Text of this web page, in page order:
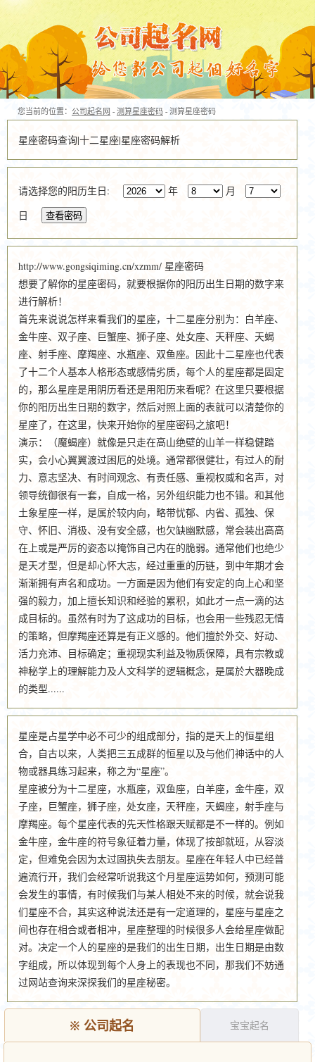
您当前的位置： 公司起名网 - 测算星座密码 - 测算星座密码
星座密码查询|十二星座|星座密码解析
请选择您的阳历生日: 年
月
日
http://www.gongsiqiming.cn/xzmm/ 星座密码
想要了解你的星座密码，就要根据你的阳历出生日期的数字来
进行解析！
首先来说说怎样来看我们的星座，十二星座分别为：白羊座、
金牛座、双子座、巨蟹座、狮子座、处女座、天秤座、天蝎
座、射手座、摩羯座、水瓶座、双鱼座。因此十二星座也代表
了十二个人基本人格形态或感情劣质，每个人的星座都是固定
的，那么星座是用阴历看还是用阳历来看呢？在这里只要根据
你的阳历出生日期的数字，然后对照上面的表就可以清楚你的
星座了，在这里，快来开始你的星座密码之旅吧！
演示：（魔蝎座）就像是只走在高山绝壁的山羊一样稳健踏
实，会小心翼翼渡过困厄的处境。通常都很健壮，有过人的耐
力、意志坚决、有时间观念、有责任感、重视权威和名声，对
领导统御很有一套，自成一格，另外组织能力也不错。和其他
土象星座一样，是属於较内向，略带忧郁、内省、孤独、保
守、怀旧、消极、没有安全感，也欠缺幽默感，常会装出高高
在上或是严厉的姿态以掩饰自己内在的脆弱。通常他们也绝少
是天才型，但是却心怀大志，经过重重的历链，到中年期才会
渐渐拥有声名和成功。一方面是因为他们有安定的向上心和坚
强的毅力，加上擅长知识和经验的累积，如此才一点一滴的达
成目标的。虽然有时为了这成功的目标，也会用一些残忍无情
的策略，但摩羯座还算是有正义感的。他们擅於外交、好动、
活力充沛、目标确定；重视现实利益及物质保障，具有宗教或
神秘学上的理解能力及人文科学的逻辑概念，是属於大器晚成
的类型......
星座是占星学中必不可少的组成部分，指的是天上的恒星组
合，自古以来，人类把三五成群的恒星以及与他们神话中的人
物或器具练习起来，称之为“星座”。
星座被分为十二星座，水瓶座，双鱼座，白羊座，金牛座，双
子座，巨蟹座，狮子座，处女座，天秤座，天蝎座，射手座与
摩羯座。每个星座代表的先天性格跟天赋都是不一样的。例如
金牛座，金牛座的符号象征着力量，体现了按部就班，从容淡
定，但难免会因为太过固执失去朋友。星座在年轻人中已经普
遍流行开，我们会经常听说我这个月星座运势如何，预测可能
会发生的事情，有时候我们与某人相处不来的时候，就会说我
们星座不合，其实这种说法还是有一定道理的，星座与星座之
间也存在相合或者相冲，星座整理的时候很多人会给星座做配
对。决定一个人的星座的是我们的出生日期，出生日期是由数
字组成，所以体现到每个人身上的表现也不同，那我们不妨通
过网站查询来深探我们的星座秘密。
※公司起名 宝宝起名